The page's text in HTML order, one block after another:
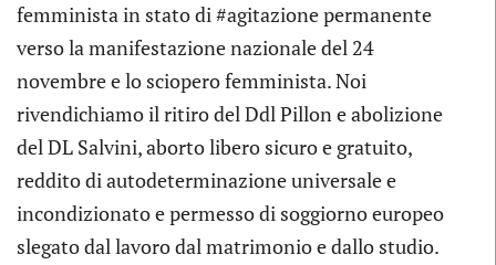
femminista in stato di #agitazione permanente
verso la manifestazione nazionale del 24
novembre e lo sciopero femminista. Noi
rivendichiamo il ritiro del Ddl Pillon e abolizione
del DL Salvini, aborto libero sicuro e gratuito,
reddito di autodeterminazione universale e
incondizionato e permesso di soggiorno europeo
slegato dal lavoro dal matrimonio e dallo studio.